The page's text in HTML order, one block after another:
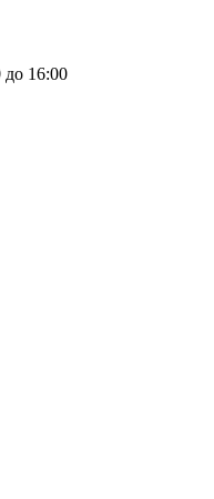
16:00